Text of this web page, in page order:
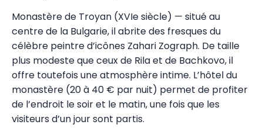
Monastère de Troyan (XVIe siècle) — situé au
centre de la Bulgarie, il abrite des fresques du
célèbre peintre d’icônes Zahari Zograph. De taille
plus modeste que ceux de Rila et de Bachkovo, il
offre toutefois une atmosphère intime. L’hôtel du
monastère (20 à 40 € par nuit) permet de profiter
de l’endroit le soir et le matin, une fois que les
visiteurs d’un jour sont partis.